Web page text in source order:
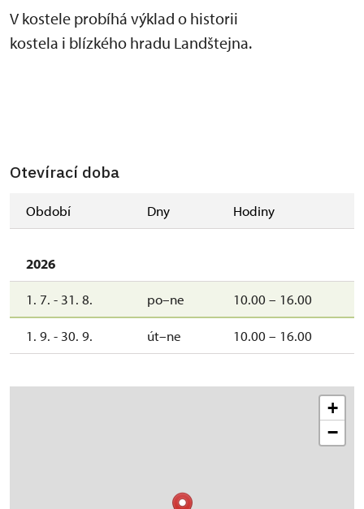
V kostele probíhá výklad o historii
kostela i blízkého hradu Landštejna.
Otevírací doba
Období Dny Hodiny
2026
1. 7. - 31. 8. po–ne 10.00 – 16.00
1. 9. - 30. 9. út–ne 10.00 – 16.00
+
−